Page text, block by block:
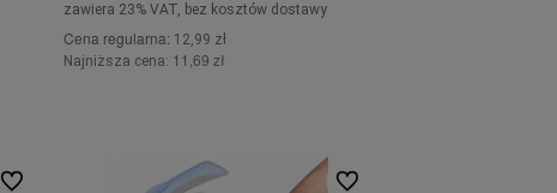
zawiera 23% VAT, bez kosztów dostawy
Cena regularna: 12,99 zł
Najniższa cena: 11,69 zł
Do ulubionych Do ulubionych